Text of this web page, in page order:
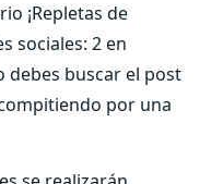
¡Repletas de
sociales: 2 en
debes buscar el post
por una